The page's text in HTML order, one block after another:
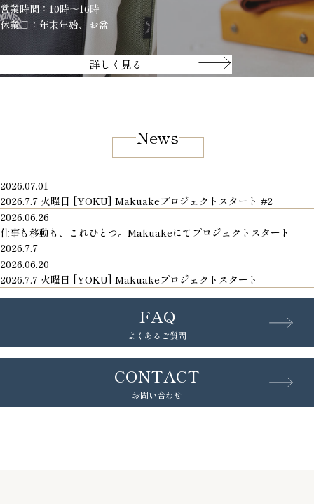
営業時間：10時～16時
休業日：年末年始、お盆
詳しく見る
News
2026.07.01
2026.7.7 火曜日 [YOKU] Makuakeプロジェクトスタート #2
2026.06.26
仕事も移動も、これひとつ。Makuakeにてプロジェクトスタート
2026.7.7
2026.06.20
2026.7.7 火曜日 [YOKU] Makuakeプロジェクトスタート
FAQ
よくあるご質問
CONTACT
お問い合わせ